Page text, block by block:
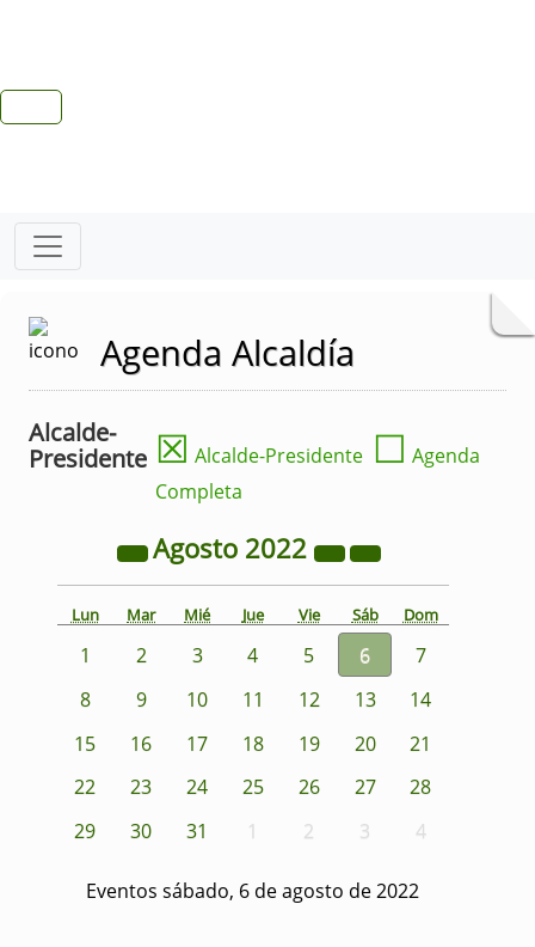
Agenda Alcaldía
Alcalde-
Presidente ☒ Alcalde-Presidente ☐ Agenda
Completa
Agosto 2022
Lun Mar Mié Jue Vie Sáb Dom
1 2 3 4 5 6
7
8
9 10 11 12 13
14
15
16 17 18 19 20
21
22
23 24 25 26 27
28
29
30 31 1 2 3 4
Eventos sábado, 6 de agosto de 2022